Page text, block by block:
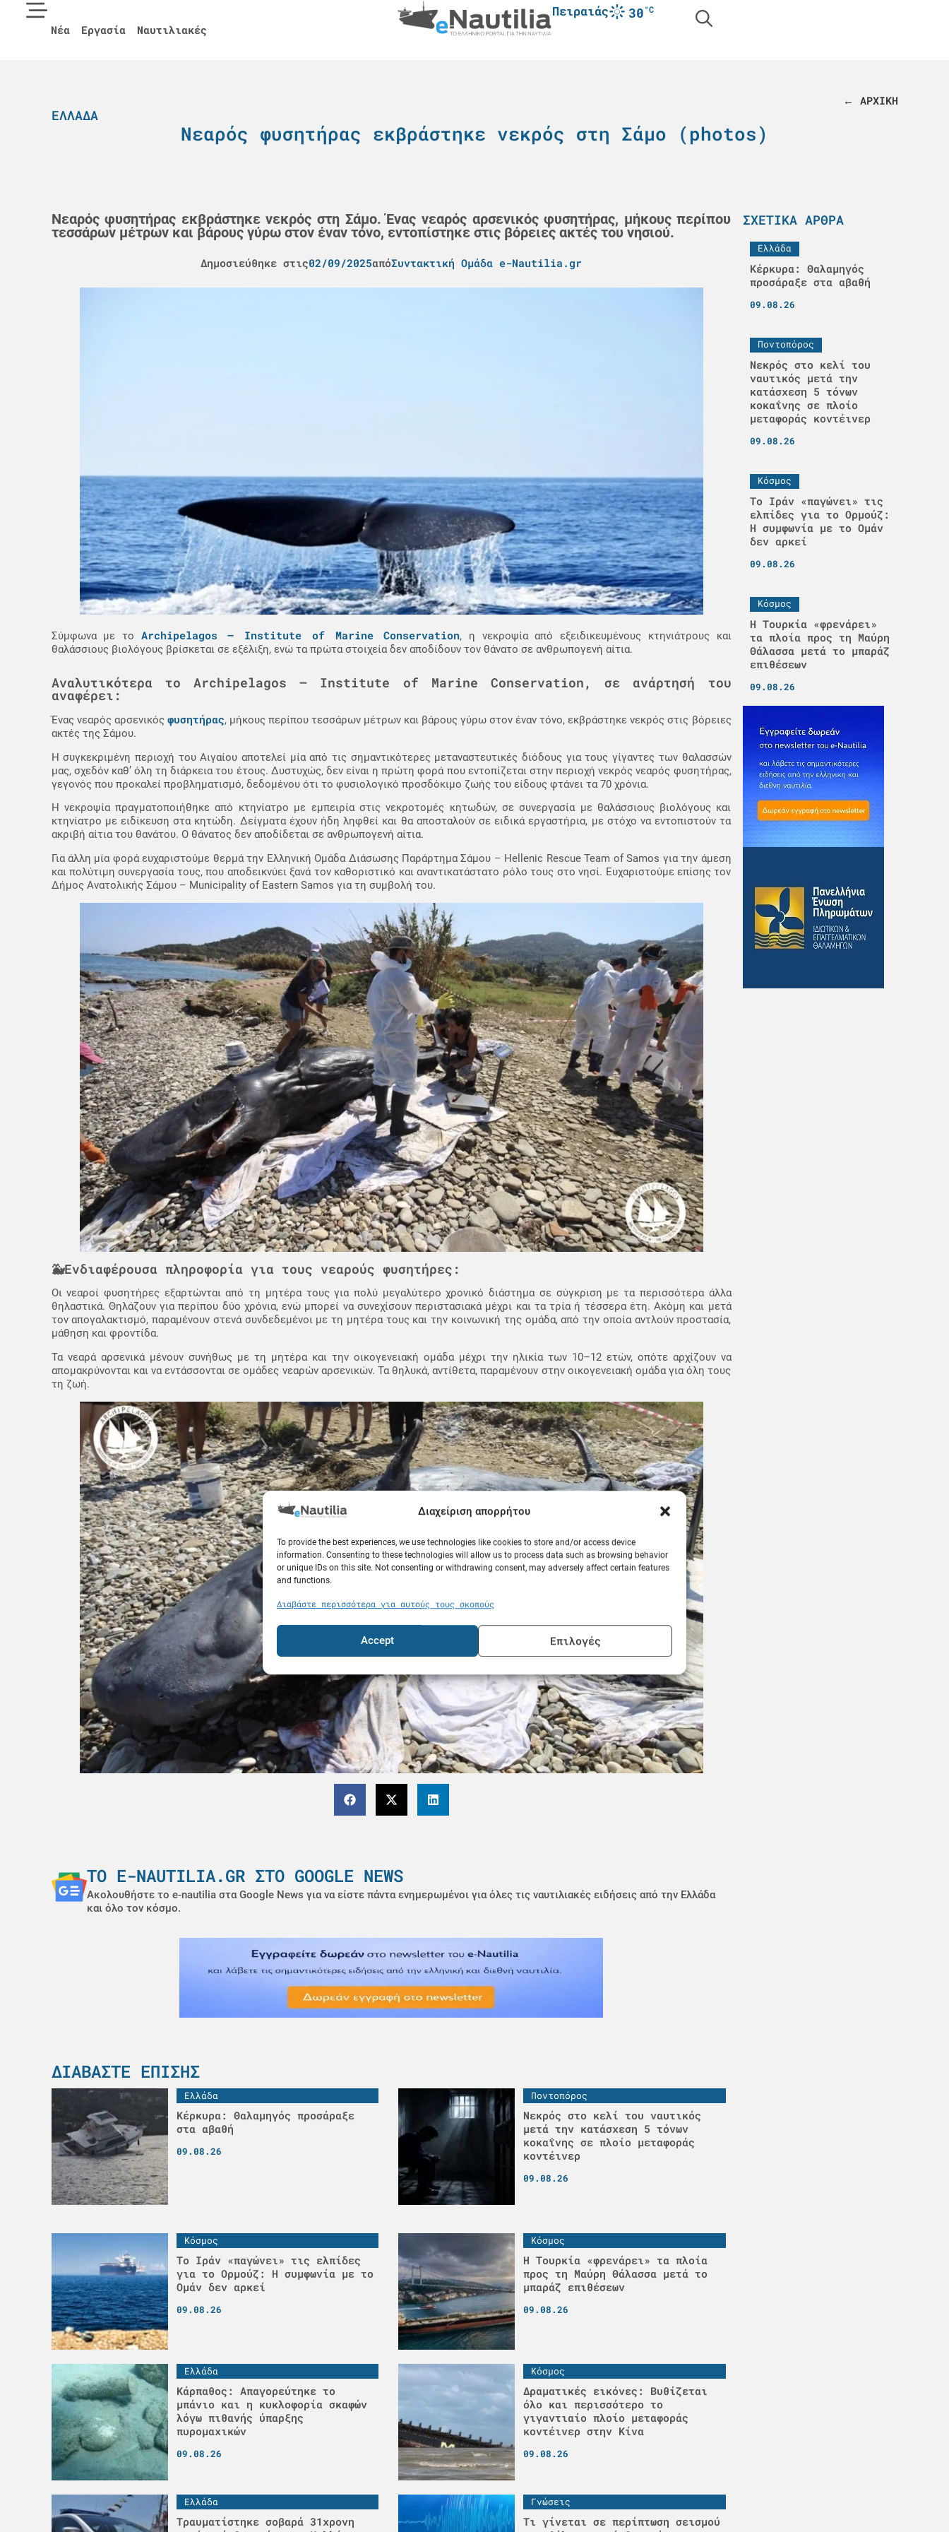
Διαχείριση απορρήτου
To provide the best experiences, we use technologies like cookies to store and/or access device
information. Consenting to these technologies will allow us to process data such as browsing behavior
or unique IDs on this site. Not consenting or withdrawing consent, may adversely affect certain features
and functions.
Διαβάστε περισσότερα για αυτούς τους σκοπούς
Accept Επιλογές
Νέα Εργασία Ναυτιλιακές
Πειραιάς 30°C
← ΑΡΧΙΚΗ
ΕΛΛΆΔΑ
Νεαρός φυσητήρας εκβράστηκε νεκρός στη Σάμο (photos)
Νεαρός φυσητήρας εκβράστηκε νεκρός στη Σάμο. Ένας νεαρός αρσενικός φυσητήρας, μήκους περίπου
τεσσάρων μέτρων και βάρους γύρω στον έναν τόνο, εντοπίστηκε στις βόρειες ακτές του νησιού.
Δημοσιεύθηκε στις02/09/2025απόΣυντακτική Ομάδα e-Nautilia.gr
Σύμφωνα με το Archipelagos – Institute of Marine Conservation, η νεκροψία από εξειδικευμένους κτηνιάτρους και
θαλάσσιους βιολόγους βρίσκεται σε εξέλιξη, ενώ τα πρώτα στοιχεία δεν αποδίδουν τον θάνατο σε ανθρωπογενή αίτια.
Αναλυτικότερα το Archipelagos – Institute of Marine Conservation, σε ανάρτησή του
αναφέρει:
Ένας νεαρός αρσενικός φυσητήρας, μήκους περίπου τεσσάρων μέτρων και βάρους γύρω στον έναν τόνο, εκβράστηκε νεκρός στις βόρειες
ακτές της Σάμου.
Η συγκεκριμένη περιοχή του Αιγαίου αποτελεί μία από τις σημαντικότερες μεταναστευτικές διόδους για τους γίγαντες των θαλασσών
μας, σχεδόν καθ’ όλη τη διάρκεια του έτους. Δυστυχώς, δεν είναι η πρώτη φορά που εντοπίζεται στην περιοχή νεκρός νεαρός φυσητήρας,
γεγονός που προκαλεί προβληματισμό, δεδομένου ότι το φυσιολογικό προσδόκιμο ζωής του είδους φτάνει τα 70 χρόνια.
Η νεκροψία πραγματοποιήθηκε από κτηνίατρο με εμπειρία στις νεκροτομές κητωδών, σε συνεργασία με θαλάσσιους βιολόγους και
κτηνίατρο με ειδίκευση στα κητώδη. Δείγματα έχουν ήδη ληφθεί και θα αποσταλούν σε ειδικά εργαστήρια, με στόχο να εντοπιστούν τα
ακριβή αίτια του θανάτου. Ο θάνατος δεν αποδίδεται σε ανθρωπογενή αίτια.
Για άλλη μία φορά ευχαριστούμε θερμά την Ελληνική Ομάδα Διάσωσης Παράρτημα Σάμου – Hellenic Rescue Team of Samos για την άμεση
και πολύτιμη συνεργασία τους, που αποδεικνύει ξανά τον καθοριστικό και αναντικατάστατο ρόλο τους στο νησί. Ευχαριστούμε επίσης τον
Δήμος Ανατολικής Σάμου – Municipality of Eastern Samos για τη συμβολή του.
🐳Ενδιαφέρουσα πληροφορία για τους νεαρούς φυσητήρες:
Οι νεαροί φυσητήρες εξαρτώνται από τη μητέρα τους για πολύ μεγαλύτερο χρονικό διάστημα σε σύγκριση με τα περισσότερα άλλα
θηλαστικά. Θηλάζουν για περίπου δύο χρόνια, ενώ μπορεί να συνεχίσουν περιστασιακά μέχρι και τα τρία ή τέσσερα έτη. Ακόμη και μετά
τον απογαλακτισμό, παραμένουν στενά συνδεδεμένοι με τη μητέρα τους και την κοινωνική της ομάδα, από την οποία αντλούν προστασία,
μάθηση και φροντίδα.
Τα νεαρά αρσενικά μένουν συνήθως με τη μητέρα και την οικογενειακή ομάδα μέχρι την ηλικία των 10–12 ετών, οπότε αρχίζουν να
απομακρύνονται και να εντάσσονται σε ομάδες νεαρών αρσενικών. Τα θηλυκά, αντίθετα, παραμένουν στην οικογενειακή ομάδα για όλη τους
τη ζωή.
ΤΟ E-NAUTILIA.GR ΣΤΟ GOOGLE NEWS
Ακολουθήστε το e-nautilia στα Google News για να είστε πάντα ενημερωμένοι για όλες τις ναυτιλιακές ειδήσεις από την Ελλάδα
και όλο τον κόσμο.
ΔΙΑΒΆΣΤΕ ΕΠΊΣΗΣ
Ελλάδα
Κέρκυρα: Θαλαμηγός προσάραξε
στα αβαθή
09.08.26
Ποντοπόρος
Νεκρός στο κελί του ναυτικός
μετά την κατάσχεση 5 τόνων
κοκαΐνης σε πλοίο μεταφοράς
κοντέινερ
09.08.26
Κόσμος
Το Ιράν «παγώνει» τις ελπίδες
για το Ορμούζ: Η συμφωνία με το
Ομάν δεν αρκεί
09.08.26
Κόσμος
Η Τουρκία «φρενάρει» τα πλοία
προς τη Μαύρη Θάλασσα μετά το
μπαράζ επιθέσεων
09.08.26
Ελλάδα
Κάρπαθος: Απαγορεύτηκε το
μπάνιο και η κυκλοφορία σκαφών
λόγω πιθανής ύπαρξης
πυρομαχικών
09.08.26
Κόσμος
Δραματικές εικόνες: Βυθίζεται
όλο και περισσότερο το
γιγαντιαίο πλοίο μεταφοράς
κοντέινερ στην Κίνα
09.08.26
Ελλάδα
Τραυματίστηκε σοβαρά 31χρονη
Γνώσεις
Τι γίνεται σε περίπτωση σεισμού
ΣΧΕΤΙΚΆ ΆΡΘΡΑ
Ελλάδα
Κέρκυρα: Θαλαμηγός
προσάραξε στα αβαθή
09.08.26
Ποντοπόρος
Νεκρός στο κελί του
ναυτικός μετά την
κατάσχεση 5 τόνων
κοκαΐνης σε πλοίο
μεταφοράς κοντέινερ
09.08.26
Κόσμος
Το Ιράν «παγώνει» τις
ελπίδες για το Ορμούζ:
Η συμφωνία με το Ομάν
δεν αρκεί
09.08.26
Κόσμος
Η Τουρκία «φρενάρει»
τα πλοία προς τη Μαύρη
Θάλασσα μετά το μπαράζ
επιθέσεων
09.08.26